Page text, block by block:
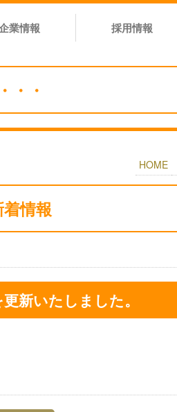
業情報 採用情報
・・・
HOME
情報
新いたしました。